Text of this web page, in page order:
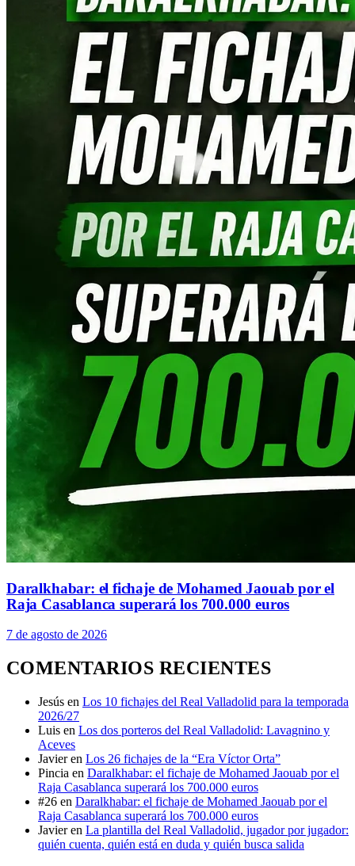
Daralkhabar: el fichaje de Mohamed Jaouab por el
Raja Casablanca superará los 700.000 euros
7 de agosto de 2026
COMENTARIOS RECIENTES
Jesús en Los 10 fichajes del Real Valladolid para la temporada
2026/27
Luis en Los dos porteros del Real Valladolid: Lavagnino y
Aceves
Javier en Los 26 fichajes de la “Era Víctor Orta”
Pincia en Daralkhabar: el fichaje de Mohamed Jaouab por el
Raja Casablanca superará los 700.000 euros
#26 en Daralkhabar: el fichaje de Mohamed Jaouab por el
Raja Casablanca superará los 700.000 euros
Javier en La plantilla del Real Valladolid, jugador por jugador:
quién cuenta, quién está en duda y quién busca salida